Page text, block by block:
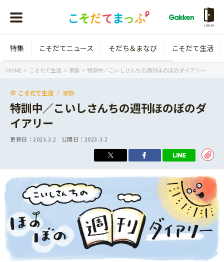
LOGIN
年齢から探す
1歳
年中
小学1年生
小学2年生
小学3年生
小学4年生
小学5年生
小学6年生
こそだてニュース
イベント
ニュース
そだち＆まなび
ワーク・ドリル
幼稚園・保育園
こそだて生活
特集 こそだてニュース そだち＆まなび こそだて生活
HOME こそだて生活 家族 特訓中／こいしさんちの週刊ほのぼのダイアリー
こそだて生活 家族
特訓中／こいしさんちの週刊ほのぼのダ
イアリー
更新日：2023.3.2 公開日： 2023.3.2